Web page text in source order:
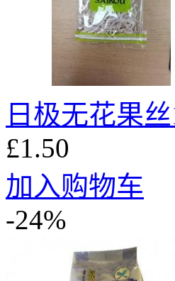
日极无花果
£1.50
加入购物车
-24%